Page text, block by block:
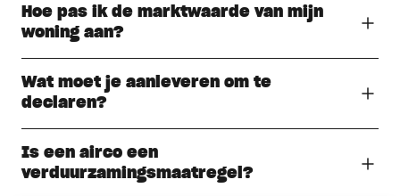
Hoe pas ik de marktwaarde van mijn
woning aan?
Wat moet je aanleveren om te
declaren?
Is een airco een
verduurzamingsmaatregel?